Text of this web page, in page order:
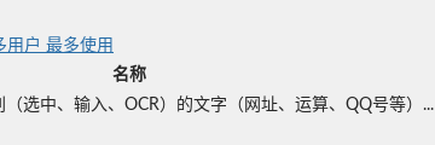
用户 最多使用
名称
（选中、输入、OCR）的文字（网址、运算、QQ号等）...